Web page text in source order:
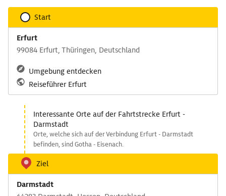
Start
Erfurt
99084 Erfurt, Thüringen, Deutschland
Umgebung entdecken
Reiseführer Erfurt
Interessante Orte auf der Fahrtstrecke Erfurt -
Darmstadt
Orte, welche sich auf der Verbindung Erfurt - Darmstadt
befinden, sind Gotha - Eisenach.
Ziel
Darmstadt